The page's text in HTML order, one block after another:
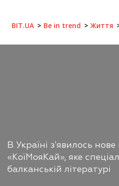
BIT.UA Be in trend Життя
В Україні зʼявилось
«КоїМояКай», яке
балканській літературі